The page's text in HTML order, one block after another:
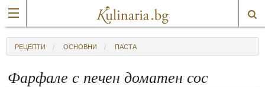
РЕЦЕПТИ ОСНОВНИ ПАСТА
Фарфале с печен доматен сос